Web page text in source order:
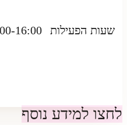
שעות הפעילות 16:00
לחצו למידע נוסף